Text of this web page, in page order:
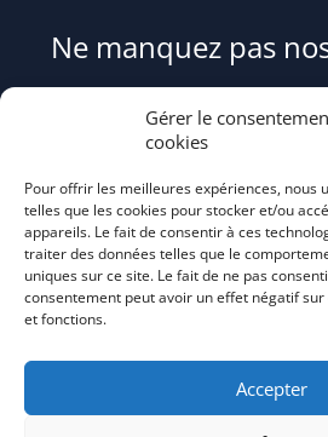
Gérer le
cookies
Pour offrir les meilleures expériences, nous
telles que les cookies pour stocker et/ou
appareils. Le fait de consentir à ces
traiter des données telles que le
uniques sur ce site. Le fait de ne pas
consentement peut avoir un effet négatif
et fonctions.
Accepter
Ne manquez pas
conseils et astuces pour mieux trier et
vous au flash info bi-mensuel Tri Action!